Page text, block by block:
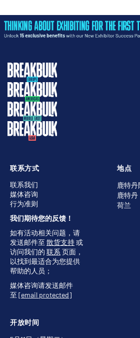
地点
鹿特
鹿特丹
荷兰
开放时间
联系方式
联系我们
媒体咨询
行为准则
我们期待您的反馈！
如有活动相关问题，请
发送邮件至 散货支持或
访问我们的 联系 页面，
以找到最适合为您提供
帮助的人员；
媒体咨询请发送邮件
至 [email protected]